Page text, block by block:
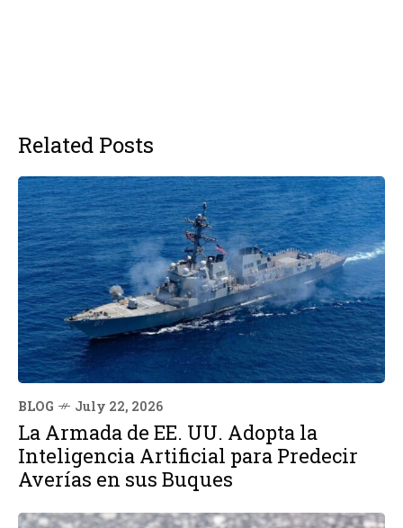
Related Posts
BLOG July 22, 2026
La Armada de EE. UU. Adopta la
Inteligencia Artificial para Predecir
Averías en sus Buques